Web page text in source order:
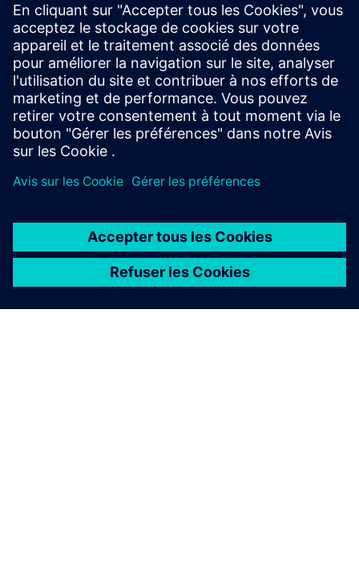
supplémentaires
Présentation de NavVis IVION
Informations sur le produit : NavVis IVION Core
Conditions préalables